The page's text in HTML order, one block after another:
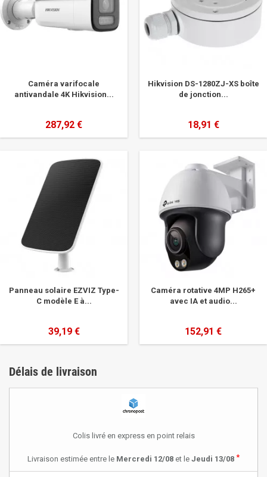
Caméra varifocale
antivandale 4K Hikvision...
287,92 €
Hikvision DS-1280ZJ-XS boîte
de jonction...
18,91 €
Panneau solaire EZVIZ Type-
C modèle E à...
39,19 €
Caméra rotative 4MP H265+
avec IA et audio...
152,91 €
Délais de livraison
Colis livré en express en point relais
Livraison estimée entre le Mercredi 12/08 et le Jeudi 13/08 *